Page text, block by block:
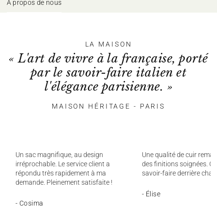
À propos de nous
LA MAISON
« L'art de vivre à la française, porté
par le savoir-faire italien et
l'élégance parisienne. »
MAISON HÉRITAGE - PARIS
Un sac magnifique, au design
irréprochable. Le service client a
répondu très rapidement à ma
demande. Pleinement satisfaite !
- Cosima
Une qualité de cuir
des finitions soignées.
savoir-faire derrière
- Élise